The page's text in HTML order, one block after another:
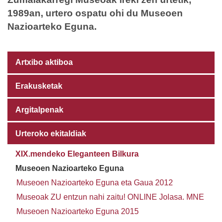
1989an, urtero ospatu ohi du Museoen
Nazioarteko Eguna.
Artxibo aktiboa
Erakusketak
Argitalpenak
Urteroko ekitaldiak
XIX.mendeko Eleganteen Bilkura
Museoen Nazioarteko Eguna
Museoen Nazioarteko Eguna eta Gaua 2012
Museoak ZU entzun nahi zaitu! ONLINE Jolasa. MNE
Museoen Nazioarteko Eguna 2015